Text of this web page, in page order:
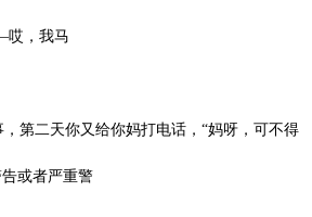
哎，我马
第二天你又给你妈打电话， “妈呀，可不得
或者严重警